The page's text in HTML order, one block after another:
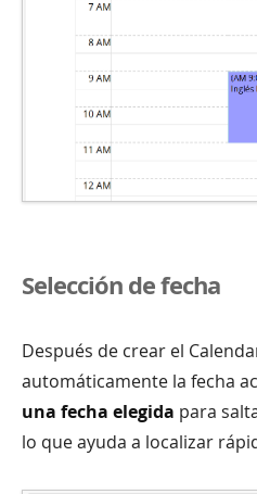
Selección de fecha
Después de crear el
automáticamente la fecha
una fecha elegida para
lo que ayuda a localizar